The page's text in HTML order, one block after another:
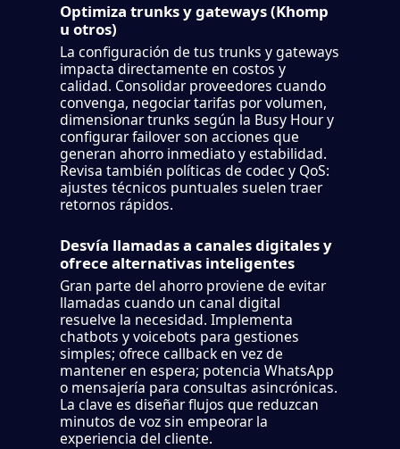
Optimiza trunks y gateways (Khomp
u otros)
La configuración de tus trunks y gateways
impacta directamente en costos y
calidad. Consolidar proveedores cuando
convenga, negociar tarifas por volumen,
dimensionar trunks según la Busy Hour y
configurar failover son acciones que
generan ahorro inmediato y estabilidad.
Revisa también políticas de codec y QoS:
ajustes técnicos puntuales suelen traer
retornos rápidos.
Desvía llamadas a canales digitales y
ofrece alternativas inteligentes
Gran parte del ahorro proviene de evitar
llamadas cuando un canal digital
resuelve la necesidad. Implementa
chatbots y voicebots para gestiones
simples; ofrece callback en vez de
mantener en espera; potencia WhatsApp
o mensajería para consultas asincrónicas.
La clave es diseñar flujos que reduzcan
minutos de voz sin empeorar la
experiencia del cliente.